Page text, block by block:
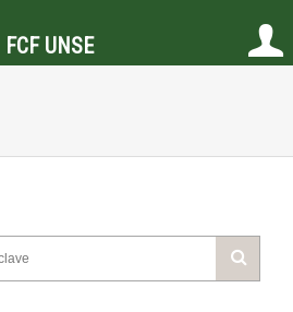
FCF UNSE